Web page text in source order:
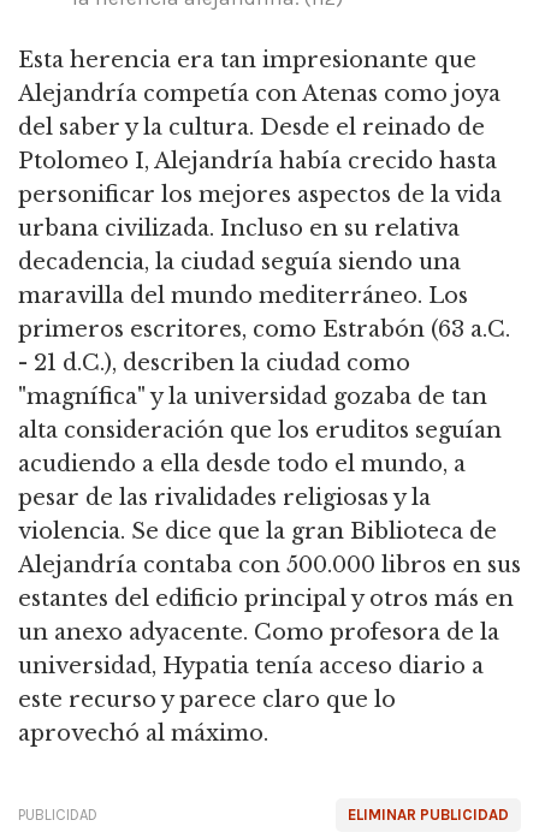
Esta herencia era tan impresionante que
Alejandría competía con Atenas como joya
del saber y la cultura. Desde el reinado de
Ptolomeo I, Alejandría había crecido hasta
personificar los mejores aspectos de la vida
urbana civilizada. Incluso en su relativa
decadencia, la ciudad seguía siendo una
maravilla del mundo mediterráneo. Los
primeros escritores, como Estrabón (63 a.C.
- 21 d.C.), describen la ciudad como
"magnífica" y la universidad gozaba de tan
alta consideración que los eruditos seguían
acudiendo a ella desde todo el mundo, a
pesar de las rivalidades religiosas y la
violencia. Se dice que la gran Biblioteca de
Alejandría contaba con 500.000 libros en sus
estantes del edificio principal y otros más en
un anexo adyacente. Como profesora de la
universidad, Hypatia tenía acceso diario a
este recurso y parece claro que lo
aprovechó al máximo.
ELIMINAR PUBLICIDAD
PUBLICIDAD